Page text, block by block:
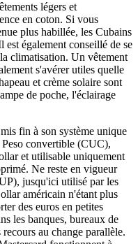
légers et
en coton. Si vous
plus habillée, les Cubains
est également conseillé de se
climatisation. Un vêtement
s'avérer utiles quelle
et crème solaire sont
de poche, l'éclairage
fin à son système unique
convertible (CUC),
et utilisable uniquement
Ne reste en vigueur
jusqu'ici utilisé par les
américain n'étant plus
des euros en petites
les banques, bureaux de
au change parallèle.